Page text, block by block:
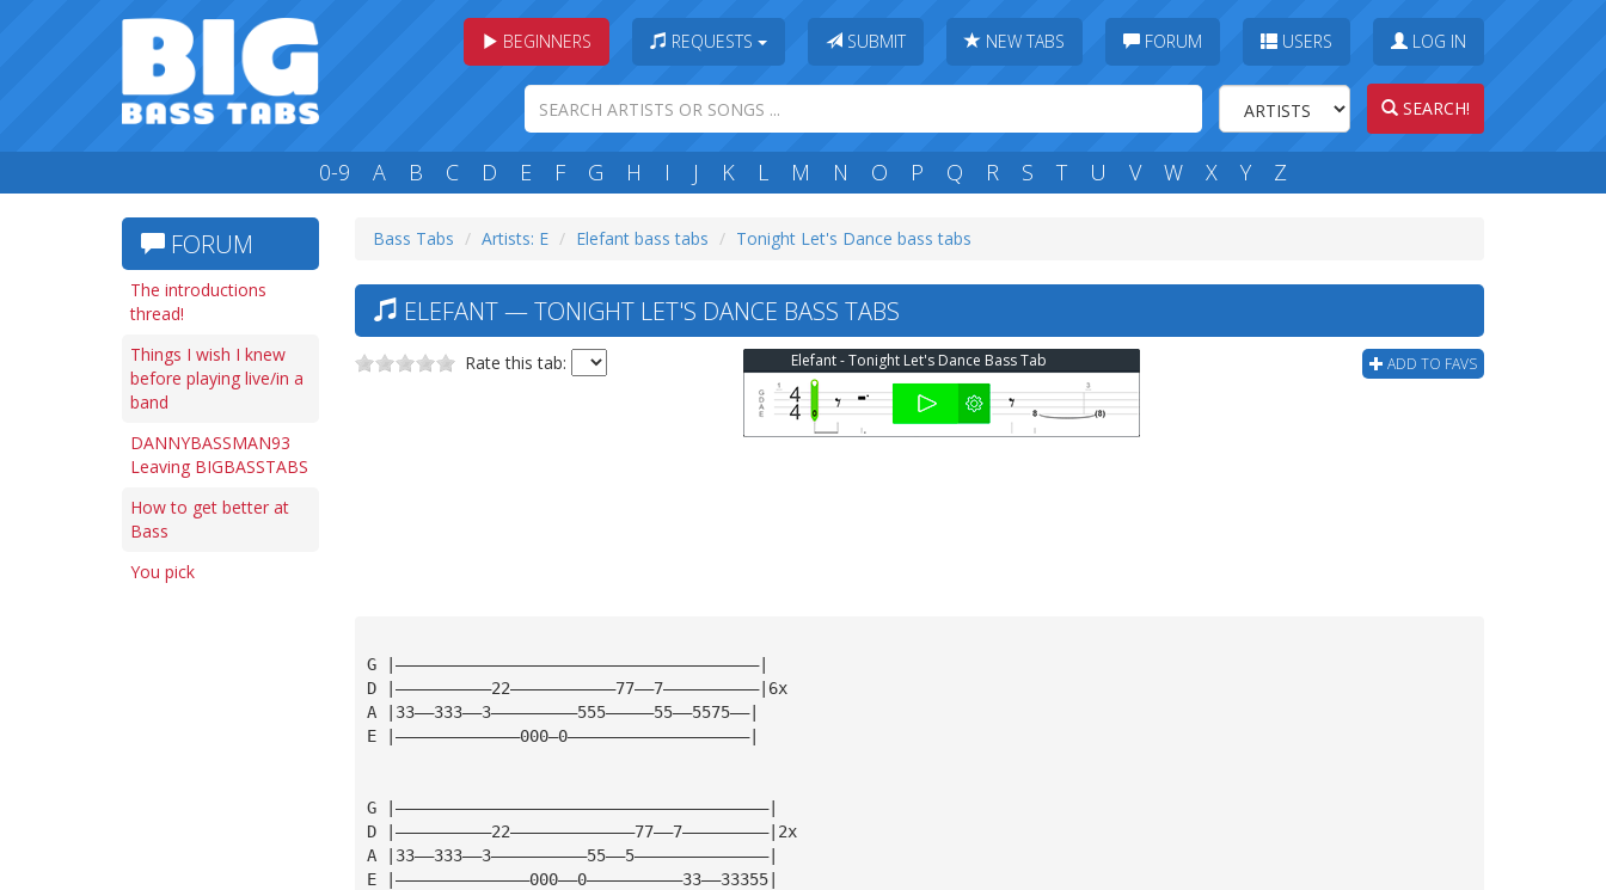
BEGINNERS REQUESTS SUBMIT NEW TABS FORUM USERS LOG IN
SEARCH!
0-9 A B C D E F G H I J K L M N O P Q R S T U V W X Y Z
FORUM
The introductions
thread!
Things I wish I knew
before playing live/in a
band
DANNYBASSMAN93
Leaving BIGBASSTABS
How to get better at
Bass
You pick
Bass Tabs Artists: E Elefant bass tabs Tonight Let's Dance bass tabs
ELEFANT — TONIGHT LET'S DANCE BASS TABS
Rate this tab: ADD TO FAVS
Elefant - Tonight Let's Dance Bass Tab
G |——————————————————————————————————————|
D |——————————22———————————77——7——————————|6x
A |33——333——3—————————555—————55——5575——|
E |—————————————000—0———————————————————|
G |———————————————————————————————————————|
D |——————————22—————————————77——7—————————|2x
A |33——333——3——————————55——5——————————————|
E |——————————————000——0——————————33——33355|